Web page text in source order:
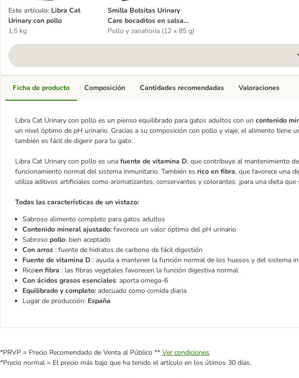
Este artículo: Libra Cat
Urinary con pollo
1,5 kg
Smilla Bolsitas Urinary
Care bocaditos en salsa
con verduras
Pollo y zanahoria (12 x 85 g)
Ficha de producto
Libra Cat Urinary con pollo es un pienso equilibrado para gatos adultos con un contenido
un nivel óptimo de pH urinario. Gracias a su composición con pollo y viaje, el alimento tiene
también es fácil de digerir para tu gato.
Libra Cat Urinary con pollo es una fuente de vitamina D, que contribuye al mantenimiento
funcionamiento normal del sistema inmunitario. También es rico en fibra, que favorece una
utiliza aditivos artificiales como aromatizantes, conservantes y colorantes: ¡para una dieta
Todas las características de un vistazo:
Sabroso alimento completo para gatos adultos
Contenido mineral ajustado: favorece un valor óptimo del pH urinario
Sabroso pollo: bien aceptado
Con arroz : fuente de hidratos de carbono de fácil digestión
Fuente de vitamina D : ayuda a mantener la función normal de los huesos y del sistema
Ricoen fibra : las fibras vegetales favorecen la función digestiva normal
Con ácidos grasos esenciales: aporta omega-6
Equilibrado y completo: adecuado como comida diaria
Lugar de producción: España
Composición Cantidades recomendadas Valoraciones
*PRVP = Precio Recomendado de Venta al Público ** Ver condiciones
*Precio normal = El precio más bajo que ha tenido el artículo en los útimos 30 días.